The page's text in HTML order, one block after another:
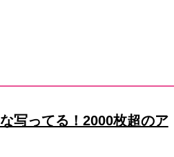
写ってる！2000枚超のア